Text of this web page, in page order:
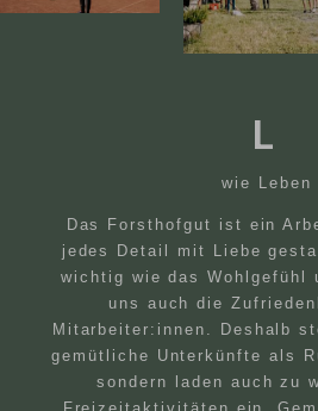
L
wie Leben
Das Forsthofgut ist ein
jedes Detail mit Liebe
wichtig wie das Wohlgefühl
uns auch die
Mitarbeiter:innen. Deshalb
gemütliche Unterkünfte als
sondern laden auch zu